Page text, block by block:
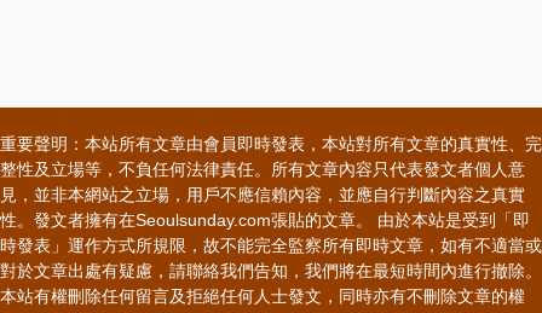
重要聲明：本站所有文章由會員即時發表，本站對所有文章的真實性、完
整性及立場等，不負任何法律責任。所有文章內容只代表發文者個人意
見，並非本網站之立場，用戶不應信賴內容，並應自行判斷內容之真實
性。發文者擁有在Seoulsunday.com張貼的文章。 由於本站是受到「即
時發表」運作方式所規限，故不能完全監察所有即時文章，如有不適當或
對於文章出處有疑慮，請聯絡我們告知，我們將在最短時間內進行撤除。
本站有權刪除任何留言及拒絕任何人士發文，同時亦有不刪除文章的權